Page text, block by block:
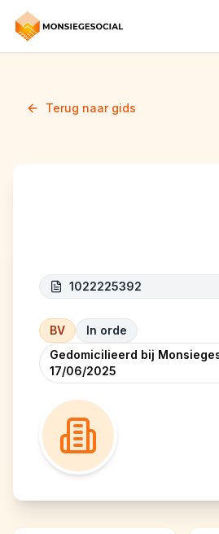
Terug naar gids
1022225392
BV
In orde
Gedomicilieerd bij
17/06/2025